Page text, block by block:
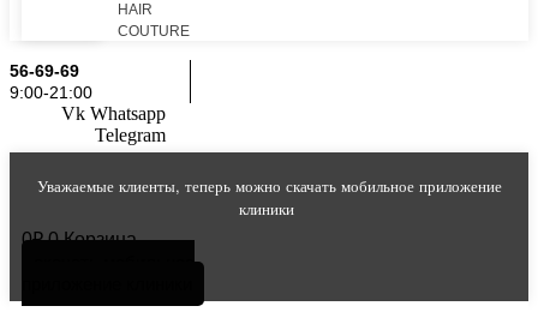
HAIR
COUTURE
56-69-69
9:00-21:00
Vk Whatsapp
Telegram
Уважаемые клиенты, теперь можно скачать мобильное приложение
клиники
0₽ 0 Корзина